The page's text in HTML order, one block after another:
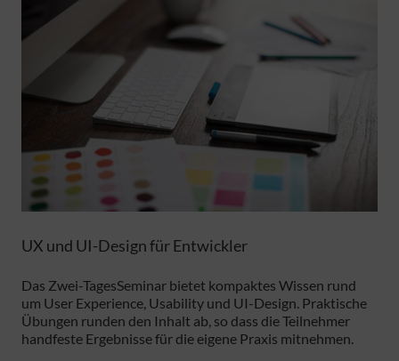
UX und UI-Design für Entwickler
Das Zwei-TagesSeminar bietet kompaktes Wissen rund
um User Experience, Usability und UI-Design. Praktische
Übungen runden den Inhalt ab, so dass die Teilnehmer
handfeste Ergebnisse für die eigene Praxis mitnehmen.